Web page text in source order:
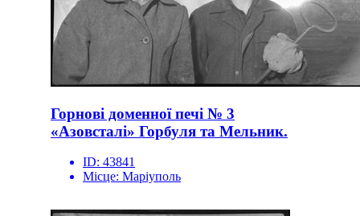
Горнові доменної печі № 3
«Азовсталі» Горбуля та Мельник.
ID: 43841
Місце: Маріуполь